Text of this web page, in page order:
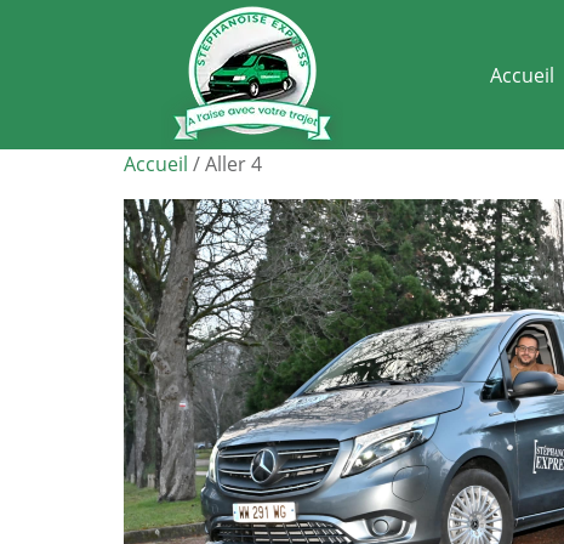
Accueil
Accueil / Aller 4